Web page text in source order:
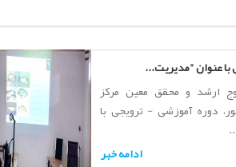
با عنوان "مدیریت...
ارشد و محقق معین مرکز
دوره آموزشی - ترویجی با
ادامه خبر